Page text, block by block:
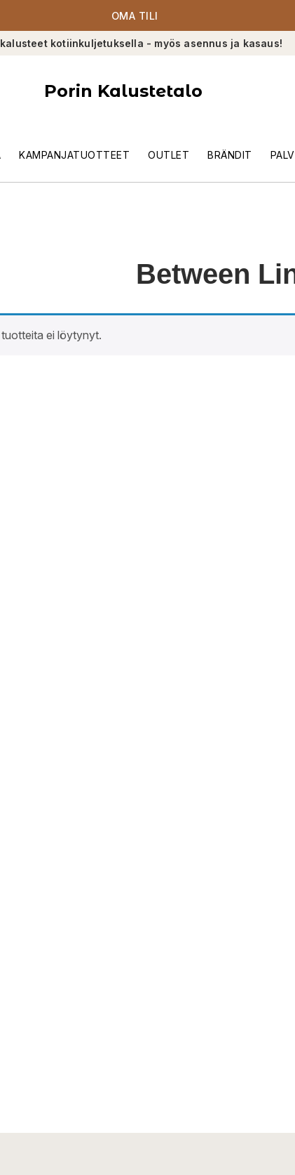
OMA TILI
kotiinkuljetuksella - myös asennus ja kasaus!
Porin Kalustetalo
KAMPANJATUOTTEET OUTLET BRÄNDIT
Between
ei löytynyt.